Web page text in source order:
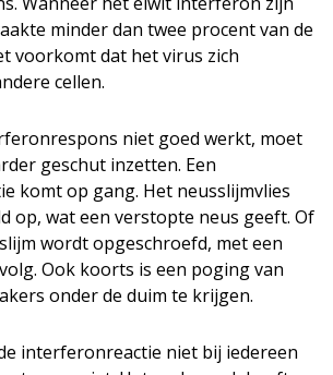
minder dan twee procent van de
voorkomt dat het virus zich
cellen.
niet goed werkt, moet
geschut inzetten. Een
komt op gang. Het neusslijmvlies
op, wat een verstopte neus geeft. Of
wordt opgeschroefd, met een
Ook koorts is een poging van
onder de duim te krijgen.
interferonreactie niet bij iedereen